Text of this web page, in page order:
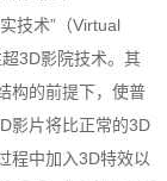
技术”（Virtual
3D影院技术。其
构的前提下，使普
影片将比正常的3D
程中加入3D特效以